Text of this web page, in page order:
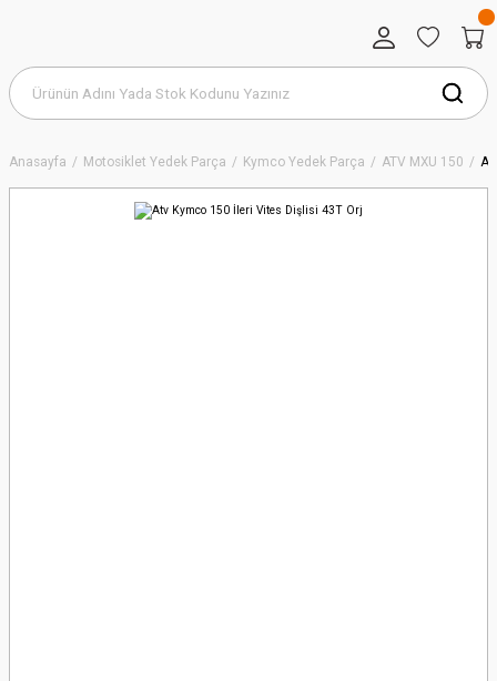
Anasayfa Motosiklet Yedek Parça Kymco Yedek Parça ATV MXU 150